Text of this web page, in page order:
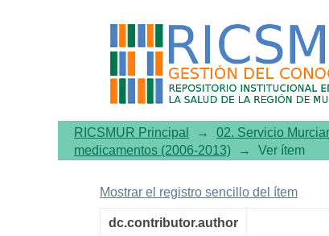
Hojas de Evaluación
RICSMUR Principal → 02. Servicio
medicamentos (2006-2013)
→ Ver ítem
Mostrar el registro sencillo del ítem
dc.contributor.author